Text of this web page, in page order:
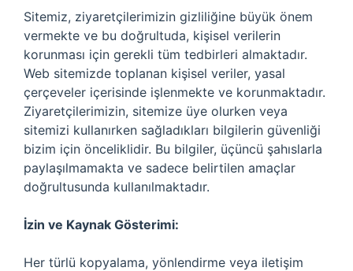
Sitemiz, ziyaretçilerimizin gizliliğine büyük önem
vermekte ve bu doğrultuda, kişisel verilerin
korunması için gerekli tüm tedbirleri almaktadır.
Web sitemizde toplanan kişisel veriler, yasal
çerçeveler içerisinde işlenmekte ve korunmaktadır.
Ziyaretçilerimizin, sitemize üye olurken veya
sitemizi kullanırken sağladıkları bilgilerin güvenliği
bizim için önceliklidir. Bu bilgiler, üçüncü şahıslarla
paylaşılmamakta ve sadece belirtilen amaçlar
doğrultusunda kullanılmaktadır.
İzin ve Kaynak Gösterimi:
Her türlü kopyalama, yönlendirme veya iletişim